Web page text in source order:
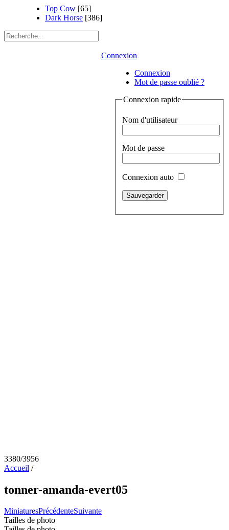
Top Cow [65]
Dark Horse [386]
Connexion
Connexion
Mot de passe oublié ?
Connexion rapide
Nom d'utilisateur
Mot de passe
Connexion auto
3380/3956
Accueil /
tonner-amanda-evert05
MiniaturesPrécédenteSuivante
Tailles de photo